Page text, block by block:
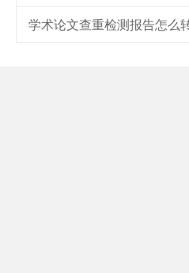
学术论文查重检测报告怎么